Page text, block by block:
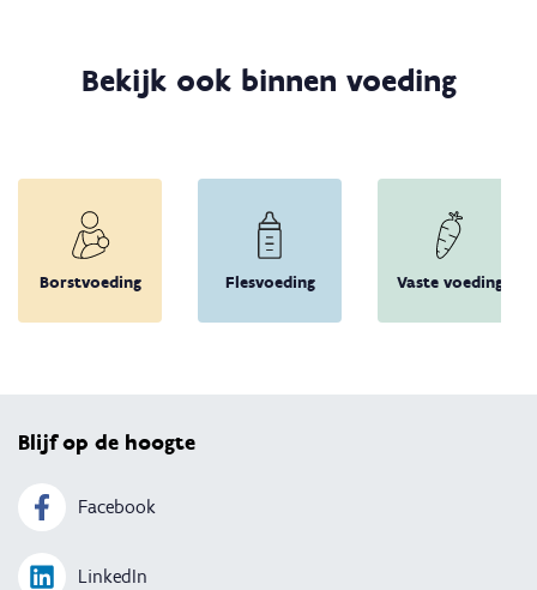
Bekijk ook binnen voeding
Borstvoeding Flesvoeding Vaste voeding
Blijf op de hoogte
Facebook
LinkedIn